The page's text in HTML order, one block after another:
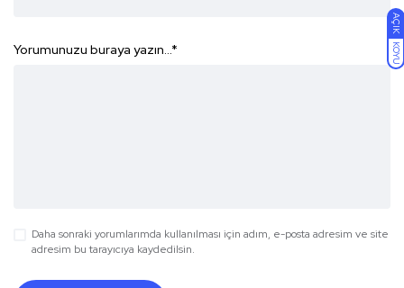
AÇIK
KOYU
Yorumunuzu buraya yazın...*
Daha sonraki yorumlarımda kullanılması için adım, e-posta adresim ve site
adresim bu tarayıcıya kaydedilsin.